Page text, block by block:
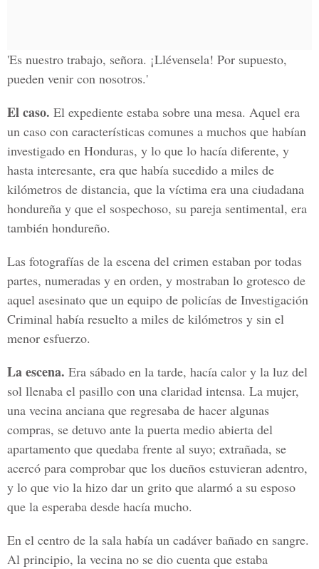
'Es nuestro trabajo, señora. ¡Llévensela! Por supuesto,
pueden venir con nosotros.'
El caso. El expediente estaba sobre una mesa. Aquel era
un caso con características comunes a muchos que habían
investigado en Honduras, y lo que lo hacía diferente, y
hasta interesante, era que había sucedido a miles de
kilómetros de distancia, que la víctima era una ciudadana
hondureña y que el sospechoso, su pareja sentimental, era
también hondureño.
Las fotografías de la escena del crimen estaban por todas
partes, numeradas y en orden, y mostraban lo grotesco de
aquel asesinato que un equipo de policías de Investigación
Criminal había resuelto a miles de kilómetros y sin el
menor esfuerzo.
La escena. Era sábado en la tarde, hacía calor y la luz del
sol llenaba el pasillo con una claridad intensa. La mujer,
una vecina anciana que regresaba de hacer algunas
compras, se detuvo ante la puerta medio abierta del
apartamento que quedaba frente al suyo; extrañada, se
acercó para comprobar que los dueños estuvieran adentro,
y lo que vio la hizo dar un grito que alarmó a su esposo
que la esperaba desde hacía mucho.
En el centro de la sala había un cadáver bañado en sangre.
Al principio, la vecina no se dio cuenta que estaba